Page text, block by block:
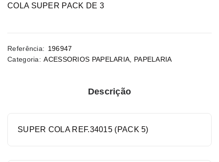
COLA SUPER PACK DE 3
Referência: 196947
Categoria: ACESSORIOS PAPELARIA PAPELARIA
Descrição
SUPER COLA REF.34015 (PACK 5)